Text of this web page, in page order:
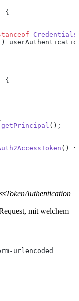
{
)
{
getPrincipal ();
( ) {
mit welchem
urlencoded